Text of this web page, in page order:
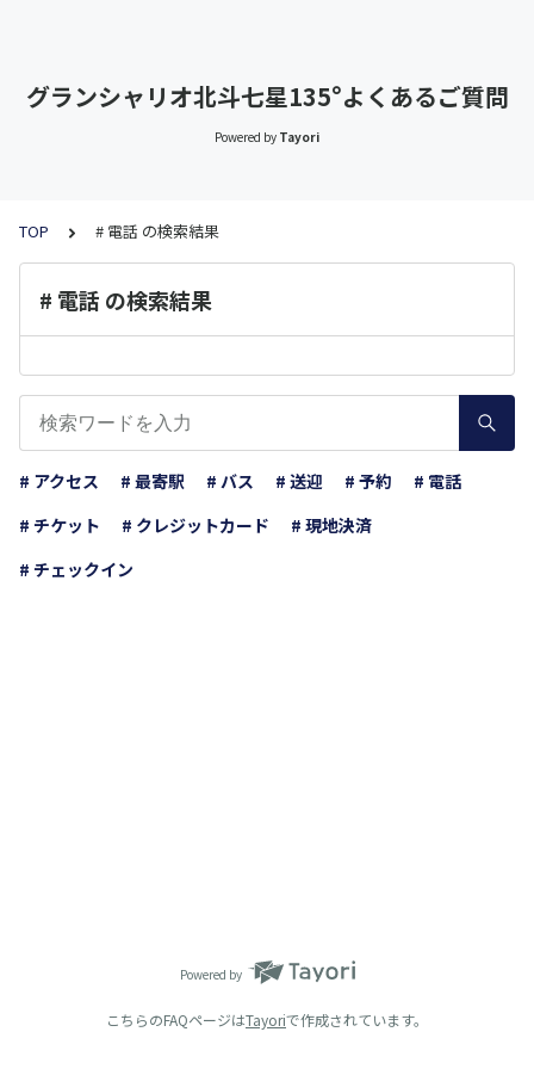
グランシャリオ北斗七星135°よくあるご質問
Powered by Tayori
TOP # 電話 の検索結果
# 電話 の検索結果
# アクセス # 最寄駅 # バス # 送迎 # 予約
# 電話
# チケット
# クレジットカード
# 現地決済
# チェックイン
Powered by
こちらのFAQページはTayoriで作成されています。